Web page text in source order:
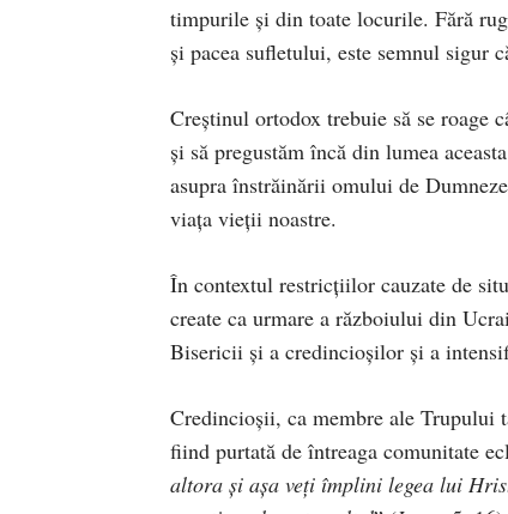
timpurile şi din toate locurile. Fără
şi pacea sufletului, este semnul sigur
Creştinul ortodox trebuie să se roage
şi să pregustăm încă din lumea
asupra înstrăinării omului de
viaţa vieţii noastre.
În contextul restricțiilor cauzate de
create ca urmare a războiului din
Bisericii și a credincioșilor și a
Credincioșii, ca membre ale
fiind purtată de întreaga comunitate
altora şi aşa veţi împlini legea lui